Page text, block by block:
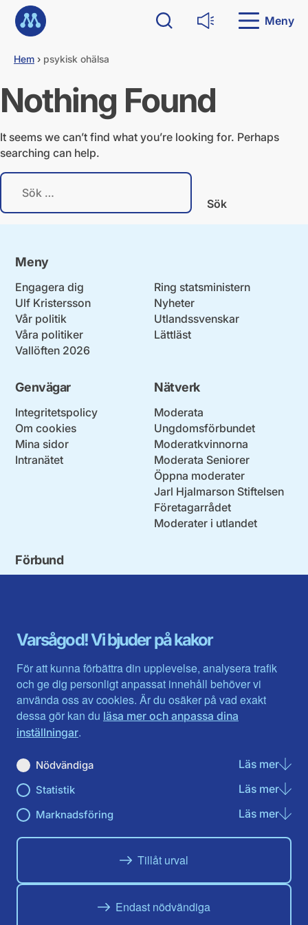
Varsågod! Vi bjuder på kakor
För att kunna förbättra din upplevelse, analysera trafik
och ge dig personligt anpassat innehåll behöver vi
använda oss av cookies. Är du osäker på vad exakt
dessa gör kan du läsa mer och anpassa dina
inställningar.
Nödvändiga Läs merom
Statistik Läs merom
Marknadsföring Läs merom
Tillåt urval
Endast nödvändiga
k
t
i
l
l
i
e
Sök
Läs upp Meny
Hem › psykisk ohälsa
Nothing Found
It seems we can’t find what you’re looking for. Perhaps
searching can help.
S
k
Meny
Engagera dig
Ulf Kristersson
Vår politik
Våra politiker
Vallöften 2026
Ring statsministern
Nyheter
Utlandssvenskar
Lättläst
Genvägar
Integritetspolicy
Om cookies
Mina sidor
Intranätet
Nätverk
Moderata
Ungdomsförbundet
Moderatkvinnorna
Moderata Seniorer
Öppna moderater
Jarl Hjalmarson Stiftelsen
Företagarrådet
Moderater i utlandet
Förbund
Gävleborg
Halland
Jämtlands län
Jönköpings län
Kalmar län
Kronobergs län
Norrbotten
Skåne län
Värmlands län
Västerbotten
Västra Götaland
Västernorrland
Västmanland
Örebro län
Östergötland
Du hittar oss här på sociala medier
Facebook
Instagram